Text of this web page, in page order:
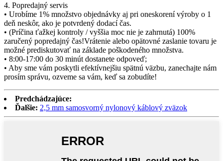
4. Popredajný servis
• Urobíme 1% množstvo objednávky aj pri oneskorení výroby o 1
deň neskôr, ako je potvrdený dodací čas.
• (Príčina ťažkej kontroly / vyššia moc nie je zahrnutá) 100%
zaručený popredajný čas!Vrátenie alebo opätovné zaslanie tovaru je
možné prediskutovať na základe poškodeného množstva.
• 8:00-17:00 do 30 minút dostanete odpoveď;
• Aby sme vám poskytli efektívnejšiu spätnú väzbu, zanechajte nám
prosím správu, ozveme sa vám, keď sa zobudíte!
Predchádzajúce:
Ďalšie: 2,5 mm samosvorný nylonový káblový zväzok